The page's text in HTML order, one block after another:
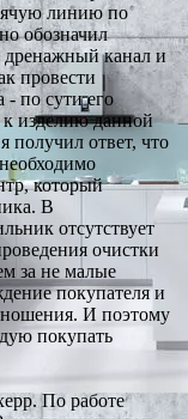
линию по
обозначил
дренажный канал и
провести
- по сути его
к изделию данной
получил ответ, что
который
В
отсутствует
очистки
за не малые
покупателя и
И поэтому
покупать
По работе